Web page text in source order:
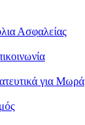
Ασφαλείας
για Μωρά